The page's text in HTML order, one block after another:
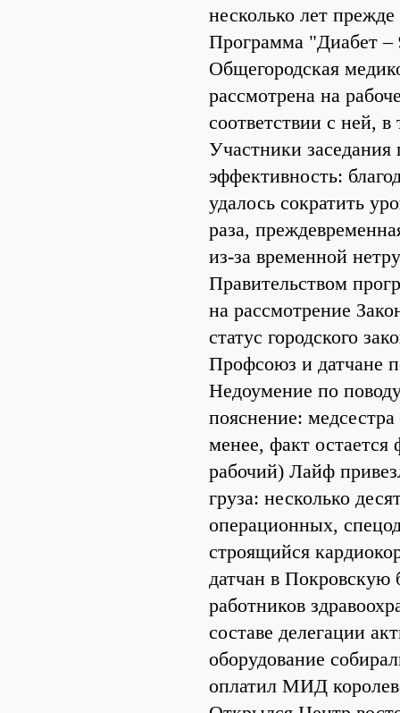
несколько лет
Программа "Диабет –
Общегородская
рассмотрена на
соответствии с ней, в
Участники заседания
эффективность:
удалось сократить
раза,
из-за временной
Правительством
на рассмотрение
статус городского
Профсоюз и датчане
Недоумение по
пояснение:
менее, факт
рабочий) Лайф
груза: несколько
операционных,
строящийся
датчан в Покровскую
работников
составе делегации
оборудование
оплатил МИД